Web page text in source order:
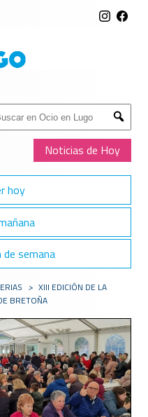
Submit
Noticias de Hoy
hoy
de semana
> XIII EDICIÓN DE LA
BRETOÑA